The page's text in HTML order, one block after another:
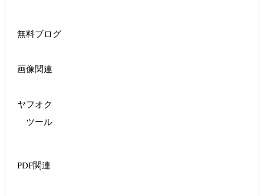
無料ブログ
画像関連
ヤフオク
ツール
PDF関連